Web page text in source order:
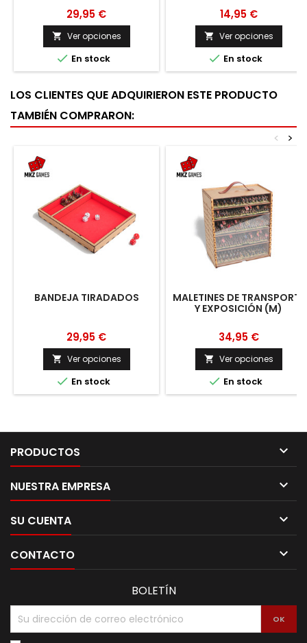
29,95 €
 Ver opciones
 En stock
14,95 €
 Ver opciones
 En stock
LOS CLIENTES QUE ADQUIRIERON ESTE PRODUCTO
TAMBIÉN COMPRARON:
>
<
BANDEJA TIRADADOS
29,95 €
 Ver opciones
 En stock
MALETINES DE TRANSPORTE
Y EXPOSICIÓN (M)
34,95 €
 Ver opciones
 En stock
PRODUCTOS 
NUESTRA EMPRESA 
SU CUENTA 
CONTACTO 
BOLETÍN